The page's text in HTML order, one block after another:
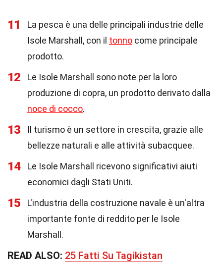
11
La pesca è una delle principali industrie delle
Isole Marshall, con il tonno come principale
prodotto.
12
Le Isole Marshall sono note per la loro
produzione di copra, un prodotto derivato dalla
noce di cocco.
13
Il turismo è un settore in crescita, grazie alle
bellezze naturali e alle attività subacquee.
14
Le Isole Marshall ricevono significativi aiuti
economici dagli Stati Uniti.
15
L'industria della costruzione navale è un'altra
importante fonte di reddito per le Isole
Marshall.
READ ALSO: 25 Fatti Su Tagikistan